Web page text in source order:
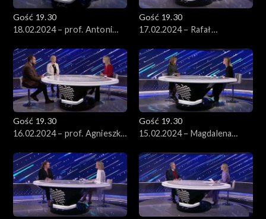
Gość 19.30
18.02.2024 – prof. Antoni
Gość 19.30
17.02.2024 – Rafał
Gość 19.30
16.02.2024 – prof. Agnieszka
Łukasiewicz
Gość 19.30
15.02.2024 – Magdalena